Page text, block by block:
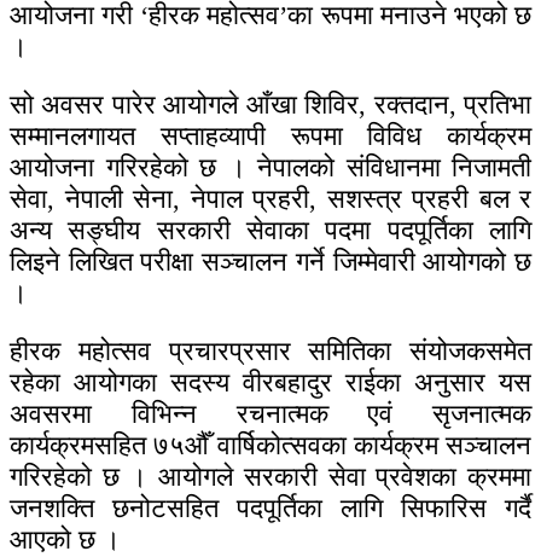
आयोजना गरी ‘हीरक महोत्सव’का रूपमा मनाउने भएको छ
।
सो अवसर पारेर आयोगले आँखा शिविर, रक्तदान, प्रतिभा
सम्मानलगायत सप्ताहव्यापी रूपमा विविध कार्यक्रम
आयोजना गरिरहेको छ । नेपालको संविधानमा निजामती
सेवा, नेपाली सेना, नेपाल प्रहरी, सशस्त्र प्रहरी बल र
अन्य सङ्घीय सरकारी सेवाका पदमा पदपूर्तिका लागि
लिइने लिखित परीक्षा सञ्चालन गर्ने जिम्मेवारी आयोगको छ
।
हीरक महोत्सव प्रचारप्रसार समितिका संयोजकसमेत
रहेका आयोगका सदस्य वीरबहादुर राईका अनुसार यस
अवसरमा विभिन्न रचनात्मक एवं सृजनात्मक
कार्यक्रमसहित ७५औँ वार्षिकोत्सवका कार्यक्रम सञ्चालन
गरिरहेको छ । आयोगले सरकारी सेवा प्रवेशका क्रममा
जनशक्ति छनोटसहित पदपूर्तिका लागि सिफारिस गर्दै
आएको छ ।